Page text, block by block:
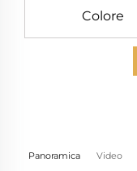
Colore
Panoramica Video